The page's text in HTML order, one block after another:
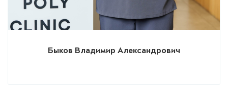
Быков Владимир Александрович